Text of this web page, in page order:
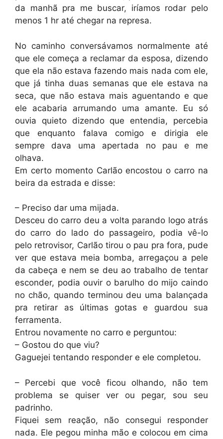
da manhã pra me buscar, iríamos rodar pelo
menos 1 hr até chegar na represa.
No caminho conversávamos normalmente até
que ele começa a reclamar da esposa, dizendo
que ela não estava fazendo mais nada com ele,
que já tinha duas semanas que ele estava na
seca, que não estava mais aguentando e que
ele acabaria arrumando uma amante. Eu só
ouvia quieto dizendo que entendia, percebia
que enquanto falava comigo e dirigia ele
sempre dava uma apertada no pau e me
olhava.
Em certo momento Carlão encostou o carro na
beira da estrada e disse:
– Preciso dar uma mijada.
Desceu do carro deu a volta parando logo atrás
do carro do lado do passageiro, podia vê-lo
pelo retrovisor, Carlão tirou o pau pra fora, pude
ver que estava meia bomba, arregaçou a pele
da cabeça e nem se deu ao trabalho de tentar
esconder, podia ouvir o barulho do mijo caindo
no chão, quando terminou deu uma balançada
pra retirar as últimas gotas e guardou sua
ferramenta.
Entrou novamente no carro e perguntou:
– Gostou do que viu?
Gaguejei tentando responder e ele completou.
– Percebi que você ficou olhando, não tem
problema se quiser ver ou pegar, sou seu
padrinho.
Fiquei sem reação, não consegui responder
nada. Ele pegou minha mão e colocou em cima